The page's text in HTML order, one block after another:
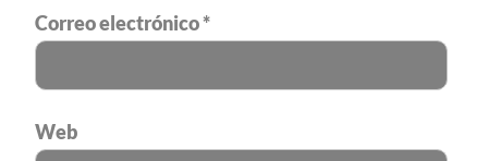
Correo electrónico*
Web